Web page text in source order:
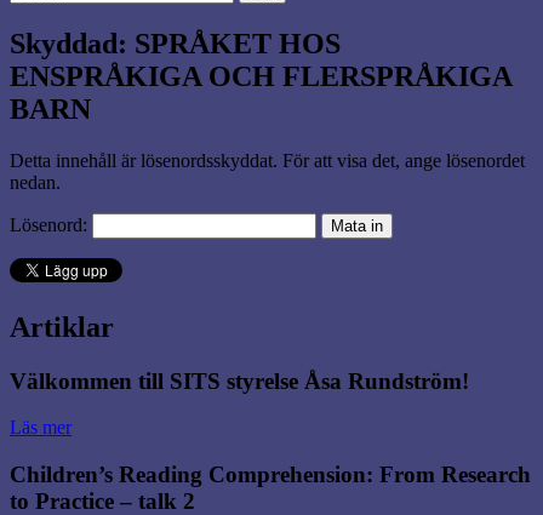
efter:
Skyddad: SPRÅKET HOS
ENSPRÅKIGA OCH FLERSPRÅKIGA
BARN
Detta innehåll är lösenordsskyddat. För att visa det, ange lösenordet
nedan.
Lösenord:
Artiklar
Välkommen till SITS styrelse Åsa Rundström!
Läs mer
Children’s Reading Comprehension: From Research
to Practice – talk 2